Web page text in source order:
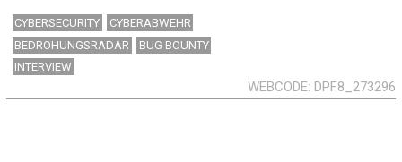
CYBERSECURITY
CYBERABWEHR
BEDROHUNGSRADAR
BUG BOUNTY
INTERVIEW
WEBCODE DPF8_273296